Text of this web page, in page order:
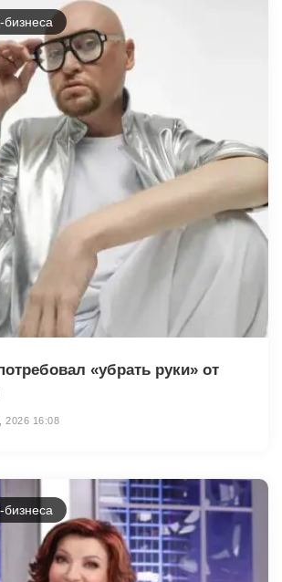
«убрать руки» от
16:08